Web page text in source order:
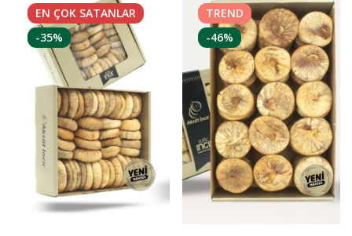
EN ÇOK SATANLAR
-35%
TREND
-46%